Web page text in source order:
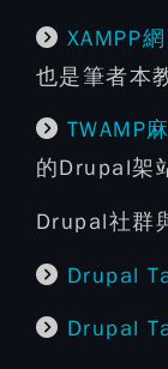
XAMPP
也是筆者本
TWAMP
的Drupal架
Drupal社群
Drupal
Drupal